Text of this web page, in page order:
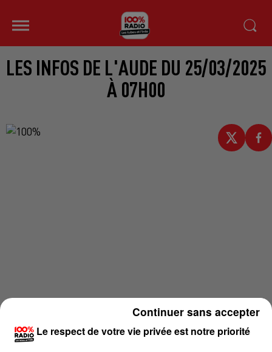
LES INFOS DE L'AUDE DU 25/03/2025
À 07H00
Le respect de votre vie privée est notre priorité
Continuer sans accepter